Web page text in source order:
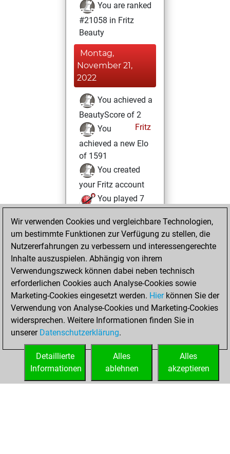
You are ranked
#21058 in Fritz
Beauty
Montag,
November 21,
2022
You achieved a
BeautyScore of 2
Fritz
You
achieved a new Elo
of 1591
You created
your Fritz account
You played 7
You scored +0
=0 -7 in blitz
Samstag,
November 19,
2022
You played 5
bullet games
Play
You scored +0
=0 -5 in bullet
Wir verwenden Cookies und vergleichbare Technologien,
um bestimmte Funktionen zur Verfügung zu stellen, die
Nutzererfahrungen zu verbessern und interessengerechte
Inhalte auszuspielen. Abhängig von ihrem
Verwendungszweck können dabei neben technisch
erforderlichen Cookies auch Analyse-Cookies sowie
Marketing-Cookies eingesetzt werden. Hierkönnen Sie der
Verwendung von Analyse-Cookies und Marketing-Cookies
widersprechen. Weitere Informationen finden Sie in
unserer Datenschutzerklärung.
Alles
akzeptieren
Alles
ablehnen
Detaillierte
Informationen